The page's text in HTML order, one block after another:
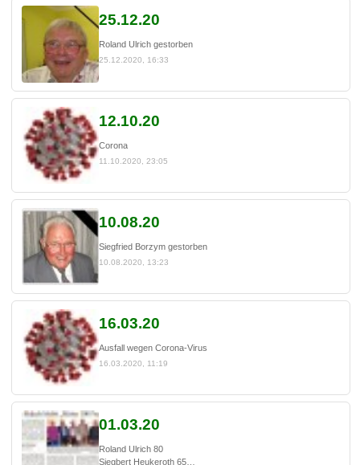
25.12.20
Roland Ulrich gestorben
25.12.2020, 16:33
12.10.20
Corona
11.10.2020, 23:05
10.08.20
Siegfried Borzym gestorben
10.08.2020, 13:23
16.03.20
Ausfall wegen Corona-Virus
16.03.2020, 11:19
01.03.20
Roland Ulrich 80
Siegbert Heukeroth 65